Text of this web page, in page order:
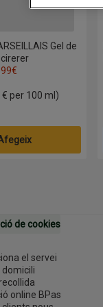
Gel de
€ per 100 ml)
de cookies
el servei
domicili
online BPas